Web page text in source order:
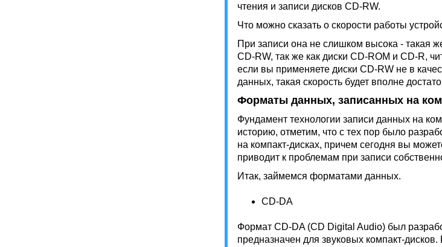
чтения и записи дисков CD-RW.
Что можно сказать о скорости работы
При записи она не слишком высока - такая
CD-RW, так же как диски CD-ROM и CD-R,
если вы применяете диски CD-RW не в
данных, такая скорость будет вполне
Форматы данных, записанных на
Фундамент технологии записи данных на
историю, отметим, что с тех пор было
на компакт-дисках, причем сегодня вы
приводит к проблемам при записи
Итак, займемся форматами данных.
CD-DA
Формат CD-DA (CD Digital Audio) был
предназначен для звуковых компакт-